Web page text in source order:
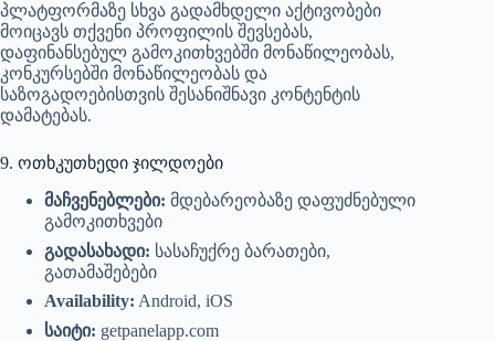
პლატფორმაზე სხვა გადამხდელი აქტივობები
მოიცავს თქვენი პროფილის შევსებას,
დაფინანსებულ გამოკითხვებში მონაწილეობას,
კონკურსებში მონაწილეობას და
საზოგადოებისთვის შესანიშნავი კონტენტის
დამატებას.
9. ოთხკუთხედი ჯილდოები
მაჩვენებლები: მდებარეობაზე დაფუძნებული
გამოკითხვები
გადასახადი: სასაჩუქრე ბარათები,
გათამაშებები
Availability: Android, iOS
საიტი: getpanelapp.com